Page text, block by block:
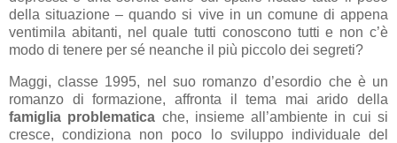
della situazione – quando si vive in un comune di appena
ventimila abitanti, nel quale tutti conoscono tutti e non c’è
modo di tenere per sé neanche il più piccolo dei segreti?
Maggi, classe 1995, nel suo romanzo d’esordio che è un
romanzo di formazione, affronta il tema mai arido della
famiglia problematica che, insieme all’ambiente in cui si
cresce, condiziona non poco lo sviluppo individuale del